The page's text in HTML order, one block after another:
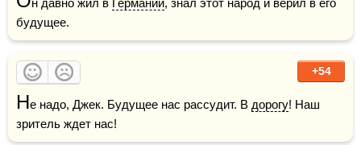
н давно жил в Германии, знал этот народ и верил в его
будущее.
+54
Не надо, Джек. Будущее нас рассудит. В дорогу! Наш
зритель ждет нас!